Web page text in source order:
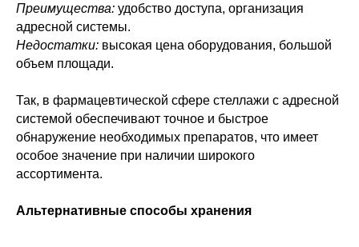
Преимущества: удобство доступа, организация
адресной системы.
Недостатки: высокая цена оборудования, большой
объем площади.
Так, в фармацевтической сфере стеллажи с адресной
системой обеспечивают точное и быстрое
обнаружение необходимых препаратов, что имеет
особое значение при наличии широкого
ассортимента.
Альтернативные способы хранения